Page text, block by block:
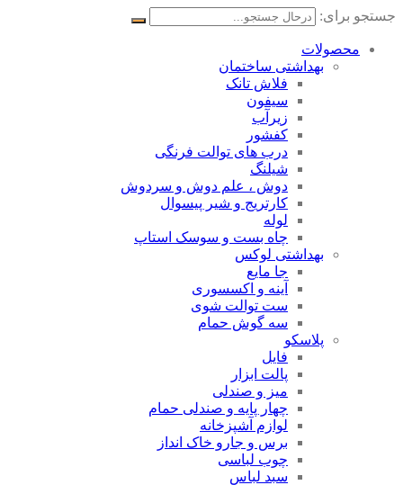
جستجو برای:
محصولات
بهداشتی ساختمان
فلاش تانک
سیفون
زیرآب
کفشور
درب های توالت فرنگی
شیلنگ
دوش ، علم دوش و سردوش
کارتریج و شیر پیسوال
لوله
چاه بست و سوسک استاپ
بهداشتی لوکس
جا مایع
آینه و اکسسوری
ست توالت شوی
سه گوش حمام
پلاسکو
فایل
پالت ابزار
میز و صندلی
چهار پایه و صندلی حمام
لوازم آشپزخانه
برس و جارو خاک انداز
چوب لباسی
سبد لباس